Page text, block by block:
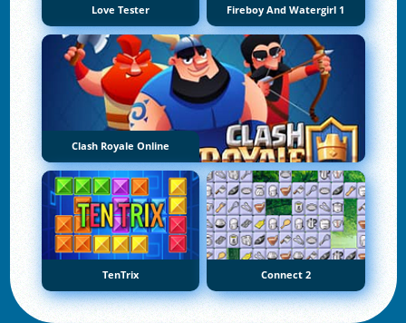
Love Tester Fireboy And Watergirl 1
Clash Royale Online
TenTrix Connect 2